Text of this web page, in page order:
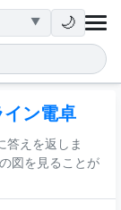
🌙
ン電卓
答えを返しま
図を見ることが